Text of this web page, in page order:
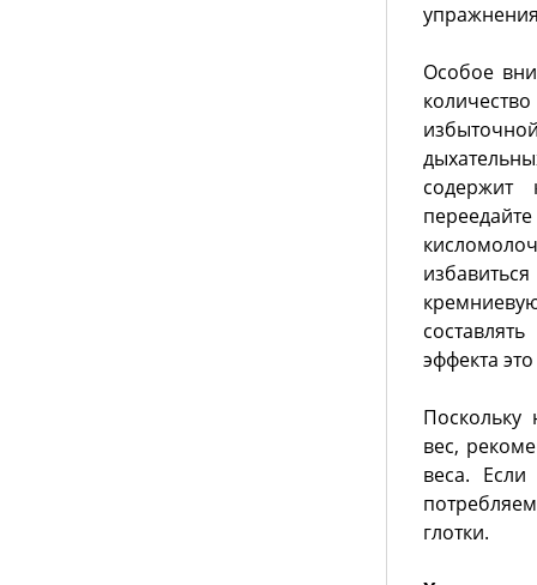
Особое
эффекта
вес,
веса.
глотки.